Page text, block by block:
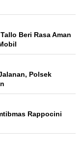
Beri Rasa Aman
Polsek
Rappocini